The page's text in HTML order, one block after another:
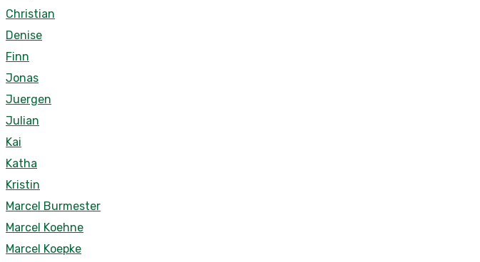
Christian
Denise
Finn
Jonas
Juergen
Julian
Kai
Katha
Kristin
Marcel Burmester
Marcel Koehne
Marcel Koepke